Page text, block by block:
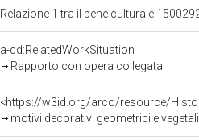
Relazione 1 tra il bene culturale
a-cd:RelatedWorkSituation
Rapporto con opera collegata
<https://w3id.org/arco/resource/
motivi decorativi geometrici e